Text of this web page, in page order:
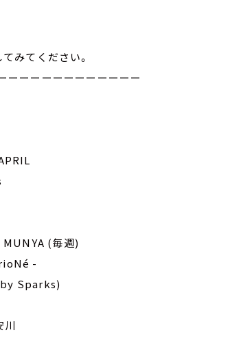
みてください。
ーーーーーーーーーーーー
MUNYA (毎週)
-
Sparks)